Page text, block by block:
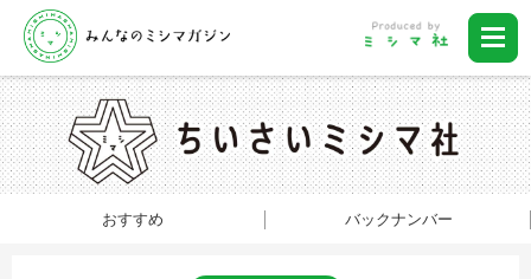
おすすめ バックナンバー